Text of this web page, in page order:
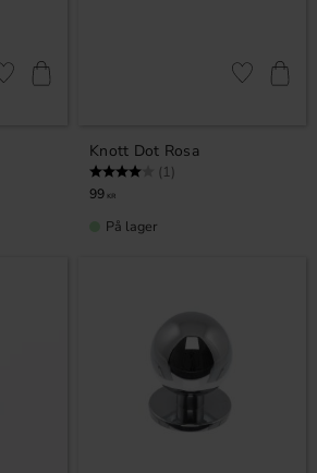
Lagre som favoritt
Knott Dot Rosa
Karakter: (1)
99 KR
Lagre som
På lager